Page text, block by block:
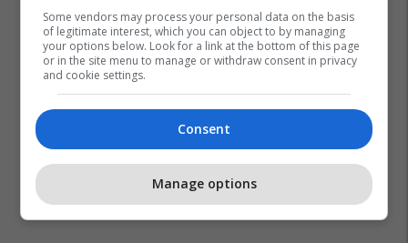
Some vendors may process your personal data on the basis
of legitimate interest, which you can object to by managing
your options below. Look for a link at the bottom of this page
or in the site menu to manage or withdraw consent in privacy
and cookie settings.
Consent
Manage options